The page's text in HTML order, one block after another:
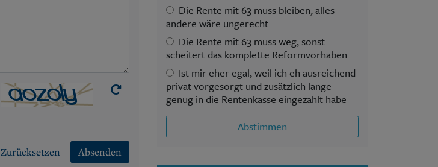
Zurücksetzen Absenden
Die Rente mit 63 muss bleiben, alles
andere wäre ungerecht
Die Rente mit 63 muss weg, sonst
scheitert das komplette Reformvorhaben
Ist mir eher egal, weil ich eh ausreichend
privat vorgesorgt und zusätzlich lange
genug in die Rentenkasse eingezahlt habe
Abstimmen